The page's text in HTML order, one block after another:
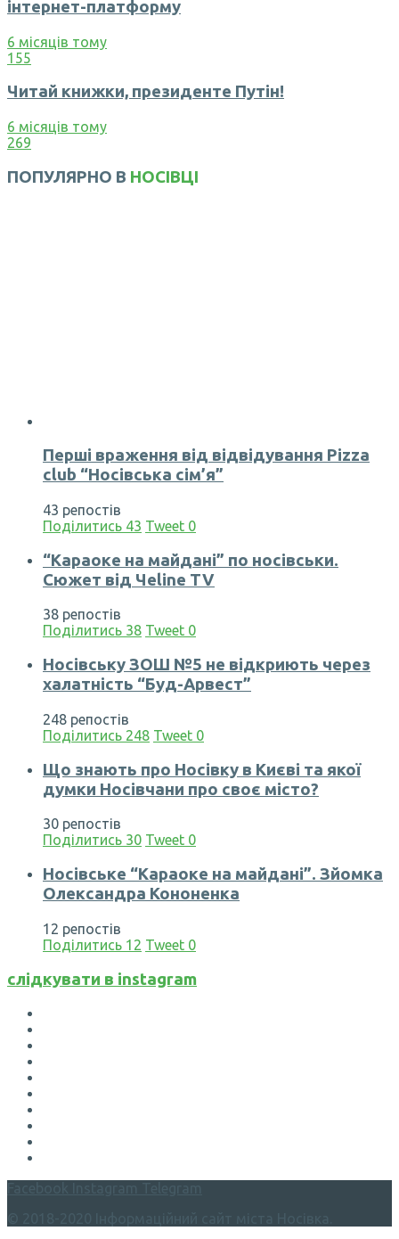
інтернет-платформу
6 місяців тому
155
Читай книжки, президенте Путін!
6 місяців тому
269
ПОПУЛЯРНО В НОСІВЦІ
Перші враження від відвідування Pizza
club “Носівська сім’я”
43 репостів
Поділитись 43 Tweet 0
“Караоке на майдані” по носівськи.
Сюжет від Чеline TV
38 репостів
Поділитись 38 Tweet 0
Носівську ЗОШ №5 не відкриють через
халатність “Буд-Арвест”
248 репостів
Поділитись 248 Tweet 0
Що знають про Носівку в Києві та якої
думки Носівчани про своє місто?
30 репостів
Поділитись 30 Tweet 0
Носівське “Караоке на майдані”. Зйомка
Олександра Кононенка
12 репостів
Поділитись 12 Tweet 0
слідкувати в instagram